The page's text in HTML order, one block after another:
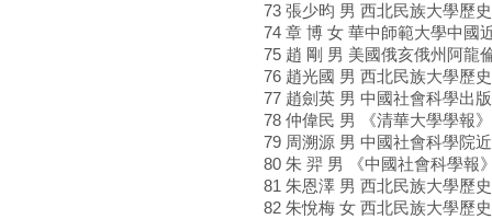
73 張少昀 男 西北民族大學歷
74 章 博 女 華中師範大學中國
75 趙 剛 男 美國俄亥俄州阿龍
76 趙光國 男 西北民族大學歷
77 趙劍英 男 中國社會科學出
78 仲偉民 男 《清華大學學報
79 周溯源 男 中國社會科學院
80 朱 羿 男 《中國社會科學報
81 朱恩澤 男 西北民族大學歷
82 朱悅梅 女 西北民族大學歷